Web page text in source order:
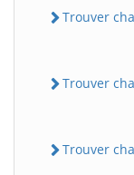
Trouver
Trouver
Trouver